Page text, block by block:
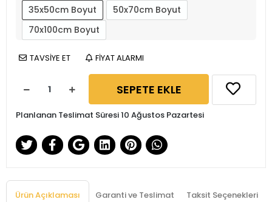
35x50cm Boyut
50x70cm Boyut
70x100cm Boyut
TAVSİYE ET FİYAT ALARMI
SEPETE EKLE
Planlanan Teslimat Süresi 10 Ağustos Pazartesi
Ürün Açıklaması Garanti ve Teslimat Taksit Seçenekleri